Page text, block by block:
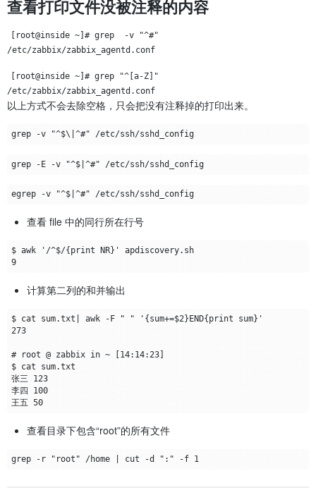
查看打印文件没被注释的内容
[root@inside ~]# grep  -v "^#"
/etc/zabbix/zabbix_agentd.conf
[root@inside ~]# grep "^[a-Z]"
/etc/zabbix/zabbix_agentd.conf
以上方式不会去除空格，只会把没有注释掉的打印出来。
grep -v "^$\|^#" /etc/ssh/sshd_config
grep -E -v "^$|^#" /etc/ssh/sshd_config
egrep -v "^$|^#" /etc/ssh/sshd_config
查看 file 中的同行所在行号
9
计算第二列的和并输出
273
张三 123
李四 100
王五 50
查看目录下包含“root”的所有文件
grep -r "root" /home | cut -d ":" -f 1